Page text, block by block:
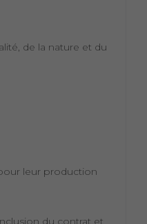
de la nature et du
leur production
du contrat et